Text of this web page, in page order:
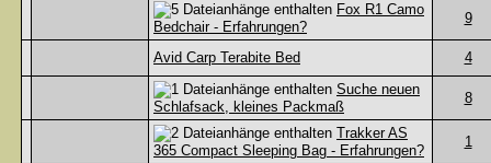
Fox R1 Camo
Bedchair - Erfahrungen?
9
Avid Carp Terabite Bed
4
Suche neuen
Schlafsack, kleines Packmaß
8
Trakker AS
365 Compact Sleeping Bag - Erfahrungen?
1